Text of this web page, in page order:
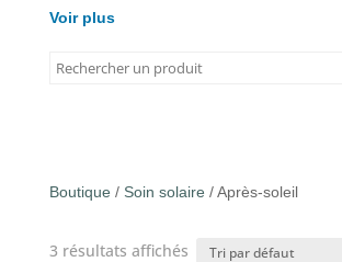
Voir plus
Boutique / Soin solaire / Après-soleil
3 résultats affichés